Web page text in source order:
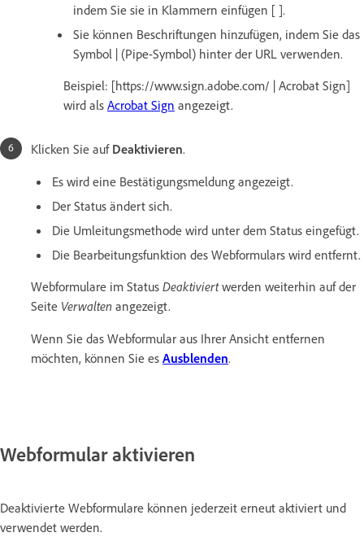
indem Sie sie in Klammern einfügen [ ].
Sie können Beschriftungen hinzufügen, indem Sie das
Symbol | (Pipe-Symbol) hinter der URL verwenden.
Beispiel: [https://www.sign.adobe.com/ | Acrobat Sign]
wird als Acrobat Sign angezeigt.
Klicken Sie auf Deaktivieren.
Es wird eine Bestätigungsmeldung angezeigt.
Der Status ändert sich.
Die Umleitungsmethode wird unter dem Status eingefügt.
Die Bearbeitungsfunktion des Webformulars wird entfernt.
Webformulare im Status Deaktiviertwerden weiterhin auf der
Seite Verwalten angezeigt.
Wenn Sie das Webformular aus Ihrer Ansicht entfernen
möchten, können Sie es Ausblenden.
Webformular aktivieren
Deaktivierte Webformulare können jederzeit erneut aktiviert und
verwendet werden.